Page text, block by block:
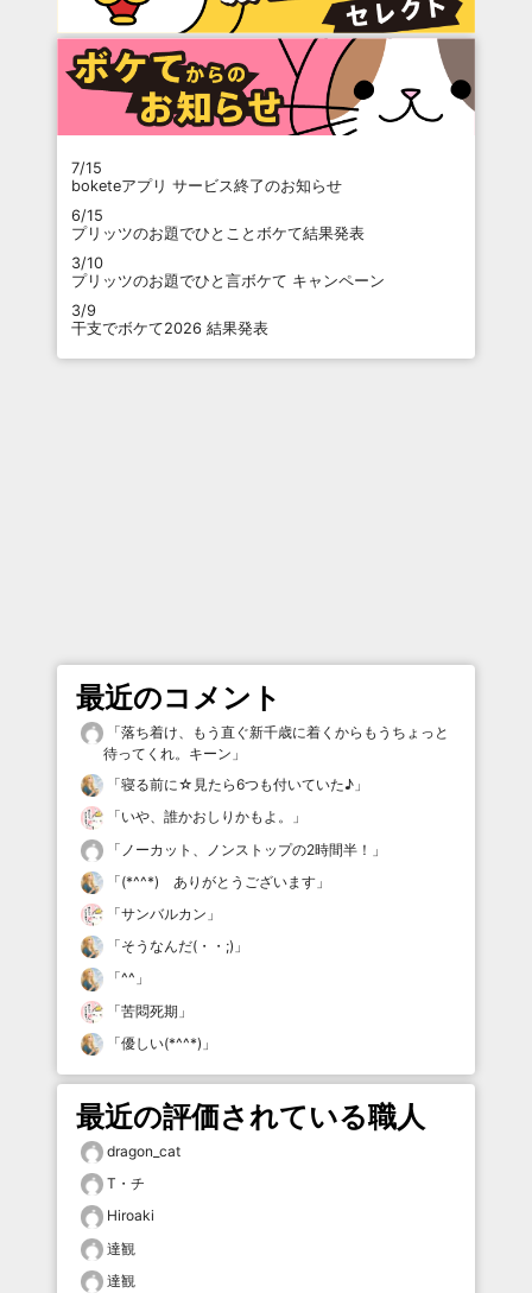
7/15
boketeアプリ サービス終了のお知らせ
6/15
プリッツのお題でひとことボケて結果発表
3/10
プリッツのお題でひと言ボケて キャンペーン
3/9
干支でボケて2026 結果発表
最近のコメント
「落ち着け、もう直ぐ新千歳に着くからもうちょっと
待ってくれ。キーン 」
「寝る前に☆見たら6つも付いていた♪ 」
「いや、誰かおしりかもよ。
」
「 ノーカット、ノンストップの2時間半！ 」
「(*^^*) ありがとうございます 」
「サンバルカン 」
「そうなんだ(・・;) 」
「^^ 」
「苦悶死期 」
「優しい(*^^*) 」
最近の評価されている職人
dragon_cat
T・チ
Hiroaki
達観
達観